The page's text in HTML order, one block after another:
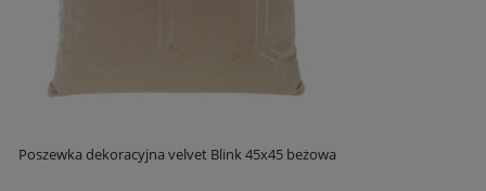
Poszewka dekoracyjna velvet Blink 45x45 beżowa